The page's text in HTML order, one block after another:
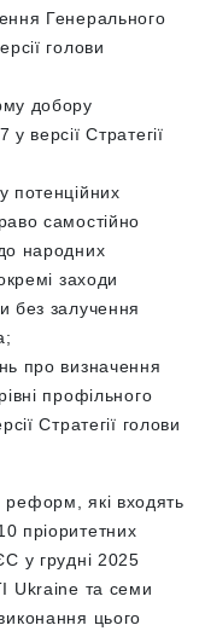
Генерального
голови
добору
версії Стратегії
потенційних
самостійно
народних
заходи
без залучення
про визначення
профільного
Стратегії голови
реформ, які входять
пріоритетних
у грудні 2025
Ukraine та семи
цього